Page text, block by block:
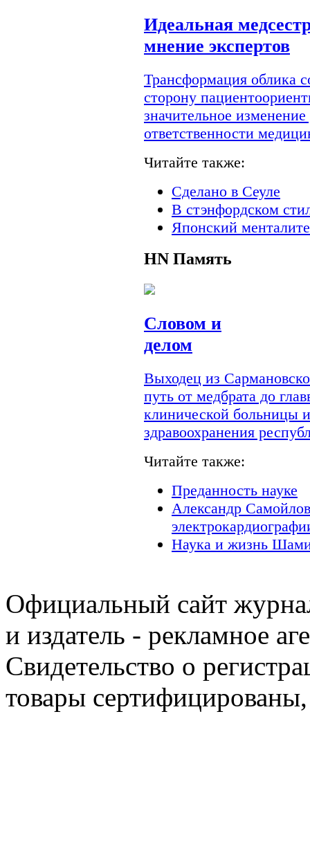
Идеальная
мнение экспертов
Трансформация облика
сторону
значительное
ответственности
Читайте также:
Сделано в Сеуле
В стэнфордском
Японский
HN Память
Словом и
делом
Выходец из
путь от медбрата до
клинической больницы
здравоохранения
Читайте также:
Преданность науке
Александр
Наука и жизнь
Официальный сайт
и издатель - рекламное
Свидетельство о
товары